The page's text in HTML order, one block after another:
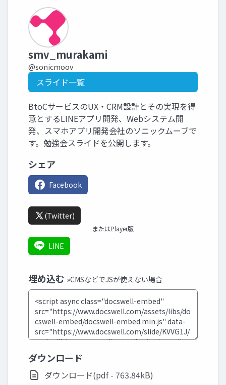
smv_murakami
@sonicmoov
スライド一覧
BtoCサービスのUX・CRM設計とその実現を得
意とするLINEアプリ開発、Webシステム開
発、スマホアプリ開発会社のソニックムーブで
す。勉強会スライドを公開します。
シェア
Facebook
(Twitter)
またはPlayer版
LINE
埋め込む »CMSなどでJSが使えない場合
ダウンロード
ダウンロード(pdf - 763.84kB)